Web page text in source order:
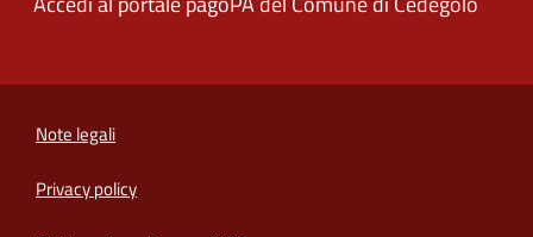
Note legali
Privacy policy